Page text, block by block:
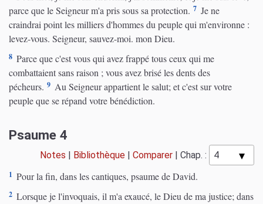
parce que le Seigneur m'a pris sous sa protection. 7 Je ne
craindrai point les milliers d'hommes du peuple qui m'environne :
levez-vous. Seigneur, sauvez-moi. mon Dieu.
8 Parce que c'est vous qui avez frappé tous ceux qui me
combattaient sans raison ; vous avez brisé les dents des
pécheurs. 9 Au Seigneur appartient le salut; et c'est sur votre
peuple que se répand votre bénédiction.
Psaume 4
Notes | Bibliothèque | Comparer | Chap. :
1 Pour la fin, dans les cantiques, psaume de David.
2 Lorsque je l'invoquais, il m'a exaucé, le Dieu de ma justice; dans